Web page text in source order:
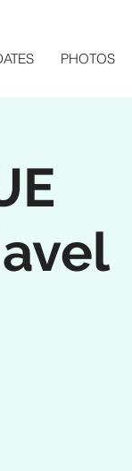
PHOTOS